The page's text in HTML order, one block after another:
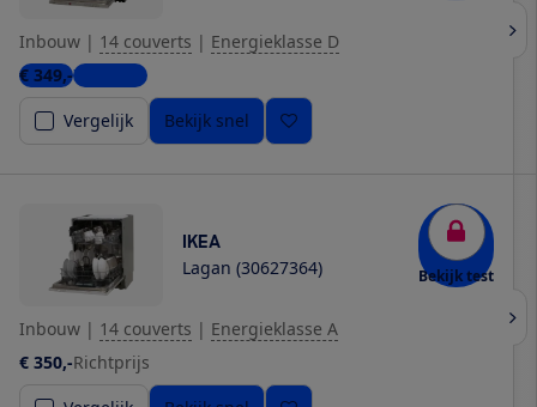
Inbouw | 14 couverts | Energieklasse D
€ 349,-7 winkels
Vergelijk
Bekijk snel
IKEA
Lagan (30627364) Bekijk test
Inbouw | 14 couverts | Energieklasse A
€ 350,-Richtprijs